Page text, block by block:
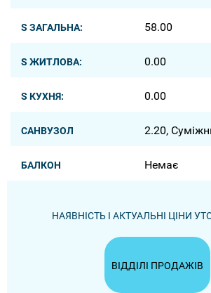
S ЗАГАЛЬНА: 58.00
S ЖИТЛОВА: 0.00
S КУХНЯ: 0.00
САНВУЗОЛ 2.20,
БАЛКОН Немає
НАЯВНІСТЬ І АКТУАЛЬНІ ЦІНИ
ВІДДІЛІ ПРОДАЖІВ